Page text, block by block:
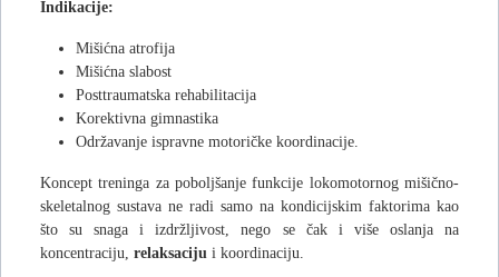
Indikacije:
Mišićna atrofija
Mišićna slabost
Posttraumatska rehabilitacija
Korektivna gimnastika
Održavanje ispravne motoričke koordinacije.
Koncept treninga za poboljšanje funkcije lokomotornog mišično-
skeletalnog sustava ne radi samo na kondicijskim faktorima kao
što su snaga i izdržljivost, nego se čak i više oslanja na
koncentraciju, relaksaciju i koordinaciju.